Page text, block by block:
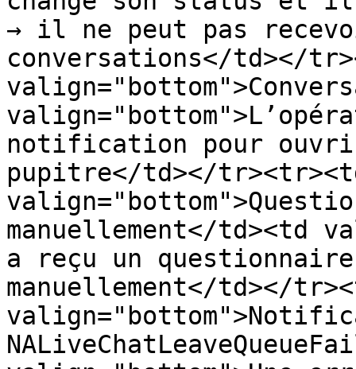
→ il ne peut pas
conversations</td></
notification pour
pupitre</td></
manuellement</td><td
a reçu un
manuellement</td></